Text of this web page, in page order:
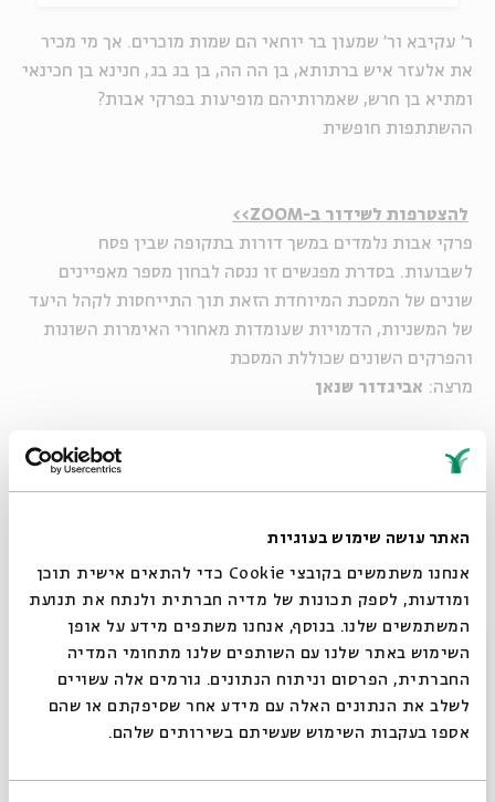
האתר עושה שימוש בעוגיות
אנחנו משתמשים בקובצי Cookie כדי להתאים אישית תוכן
ומודעות, לספק תכונות של מדיה חברתית ולנתח את תנועת
המשתמשים שלנו. בנוסף, אנחנו משתפים מידע על אופן
השימוש באתר שלנו עם השותפים שלנו מתחומי המדיה
החברתית, הפרסום וניתוח הנתונים. גורמים אלה עשויים
לשלב את הנתונים האלה עם מידע אחר שסיפקתם או שהם
אספו בעקבות השימוש שעשיתם בשירותים שלהם.
ר' עקיבא ור' שמעון בר יוחאי הם שמות מוכרים. אך מי מכיר
את אלעזר איש ברתותא, בן הה הה, בן בג בג, חנינא בן חכינאי
ומתיא בן חרש, שאמרותיהם מופיעות בפרקי אבות?
ההשתתפות חופשית
להצטרפות לשידור ב-ZOOM>>
פרקי אבות נלמדים במשך דורות בתקופה שבין פסח
לשבועות. בסדרת מפגשים זו ננסה לבחון מספר מאפיינים
שונים של המסכת המיוחדת הזאת תוך התייחסות לקהל היעד
של המשניות, הדמויות שעומדות מאחורי האימרות השונות
והפרקים השונים שכוללת המסכת
מרצה: אביגדור שנאן
להצטרפות לשידור ב-ZOOM>>
תגיות: אביגדור שנאן מסכת אבות יהדות פרקי אבות מעגל השנה
סגור